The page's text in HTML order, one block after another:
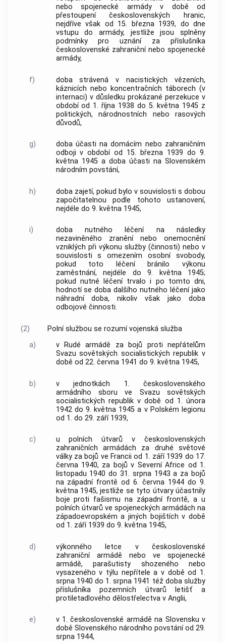
nebo spojenecké armády v době od
přestoupení československých hranic,
nejdříve však od 15. března 1939, do dne
vstupu do armády, jestliže jsou splněny
podmínky pro uznání za příslušníka
československé zahraniční nebo spojenecké
armády,
f)
doba strávená v nacistických vězeních,
káznicích nebo koncentračních táborech (v
internaci) v důsledku prokázané perzekuce v
období od 1. října 1938 do 5. května 1945 z
politických, národnostních nebo rasových
důvodů,
g)
doba účasti na domácím nebo zahraničním
odboji v období od 15. března 1939 do 9.
května 1945 a doba účasti na Slovenském
národním povstání,
h)
doba zajetí, pokud bylo v souvislosti s dobou
započitatelnou podle tohoto ustanovení,
nejdéle do 9. května 1945,
i)
doba nutného léčení na následky
nezaviněného zranění nebo onemocnění
vzniklých při výkonu služby (činnosti) nebo v
souvislosti s omezením osobní svobody,
pokud toto léčení bránilo výkonu
zaměstnání, nejdéle do 9. května 1945;
pokud nutné léčení trvalo i po tomto dni,
hodnotí se doba dalšího nutného léčení jako
náhradní doba, nikoliv však jako doba
odbojové činnosti.
(2) Polní službou se rozumí vojenská služba
a)
v Rudé armádě za bojů proti nepřátelům
Svazu sovětských socialistických republik v
době od 22. června 1941 do 9. května 1945,
b)
v jednotkách 1. československého
armádního sboru ve Svazu sovětských
socialistických republik v době od 1. února
1942 do 9. května 1945 a v Polském legionu
od 1. do 29. září 1939,
c)
u polních útvarů v československých
zahraničních armádách za druhé světové
války za bojů ve Francii od 1. září 1939 do 17.
června 1940, za bojů v Severní Africe od 1.
listopadu 1940 do 31. srpna 1943 a za bojů
na západní frontě od 6. června 1944 do 9.
května 1945, jestliže se tyto útvary účastnily
boje proti fašismu na západní frontě, a u
polních útvarů ve spojeneckých armádách na
západoevropském a jiných bojištích v době
od 1. září 1939 do 9. května 1945,
d)
výkonného letce v československé
zahraniční armádě nebo ve spojenecké
armádě, parašutisty shozeného nebo
vysazeného v týlu nepřítele a v době od 1.
srpna 1940 do 1. srpna 1941 též doba služby
příslušníka pozemních útvarů letišť a
protiletadlového dělostřelectva v Anglii,
e)
v 1. československé armádě na Slovensku v
době Slovenského národního povstání od 29.
srpna 1944,